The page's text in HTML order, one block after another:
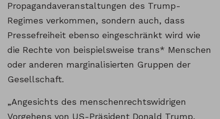
Propagandaveranstaltungen des Trump-
Regimes verkommen, sondern auch, dass
Pressefreiheit ebenso eingeschränkt wird wie
die Rechte von beispielsweise trans* Menschen
oder anderen marginalisierten Gruppen der
Gesellschaft.
„Angesichts des menschenrechtswidrigen
Vorgehens von US-Präsident Donald Trump,